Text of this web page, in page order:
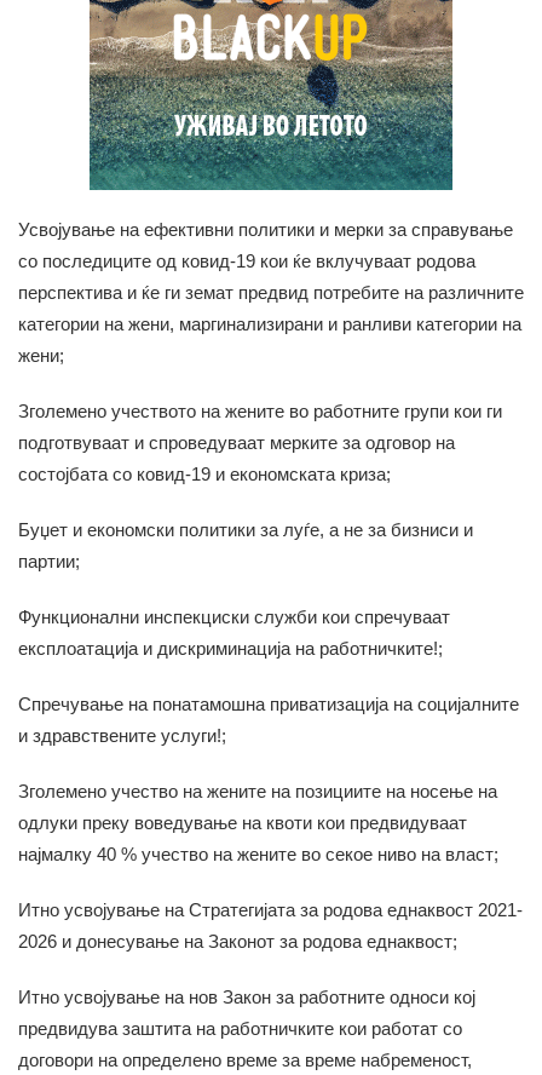
Усвојување на ефективни политики и мерки за справување
со последиците од ковид-19 кои ќе вклучуваат родова
перспектива и ќе ги земат предвид потребите на различните
категории на жени, маргинализирани и ранливи категории на
жени;
Зголемено учеството на жените во работните групи кои ги
подготвуваат и спроведуваат мерките за одговор на
состојбата со ковид-19 и економската криза;
Буџет и економски политики за луѓе, а не за бизниси и
партии;
Функционални инспекциски служби кои спречуваат
експлоатација и дискриминација на работничките!;
Спречување на понатамошна приватизација на социјалните
и здравствените услуги!;
Зголемено учество на жените на позициите на носење на
одлуки преку воведување на квоти кои предвидуваат
најмалку 40 % учество на жените во секое ниво на власт;
Итно усвојување на Стратегијата за родова еднаквост 2021-
2026 и донесување на Законот за родова еднаквост;
Итно усвојување на нов Закон за работните односи кој
предвидува заштита на работничките кои работат со
договори на определено време за време набременост,